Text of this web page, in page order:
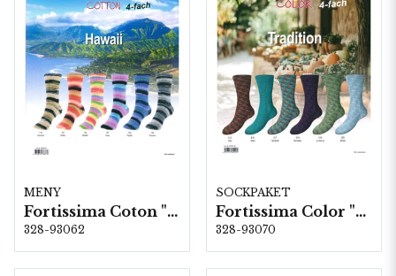
MENY
Fortissima Coton "Hawaii" 4-fach, 6 färger á 1,0 kg.
328-93062
SOCKPAKET
Fortissima Color "Tradition" 4-fach, 6 färger á 1,0 kg.
328-93070